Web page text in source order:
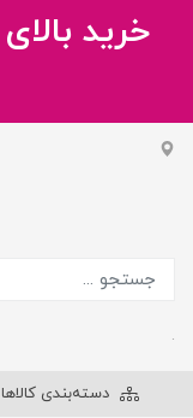
.
دسته‌بندی کالاها